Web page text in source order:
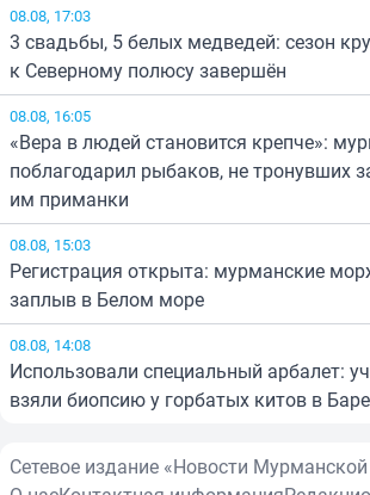
08.08, 17:03
3 свадьбы, 5 белых медведей: сезон
к Северному полюсу завершён
08.08, 16:05
«Вера в людей становится крепче»:
поблагодарил рыбаков, не тронувших
им приманки
08.08, 15:03
Регистрация открыта: мурманские
заплыв в Белом море
08.08, 14:08
Использовали специальный арбалет:
взяли биопсию у горбатых китов в
Сетевое издание «Новости